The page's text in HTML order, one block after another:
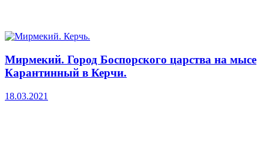
Мирмекий. Город Боспорского царства на мысе
Карантинный в Керчи.
18.03.2021